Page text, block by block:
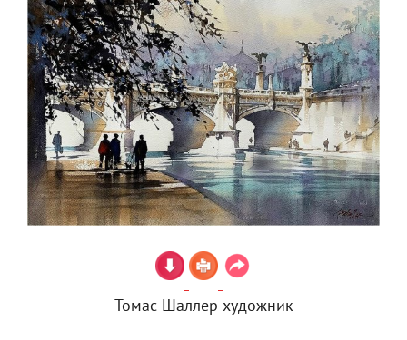
Томас Шаллер художник